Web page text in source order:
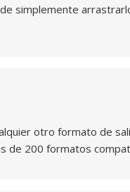
simplemente
otro formato de
de 200 formatos